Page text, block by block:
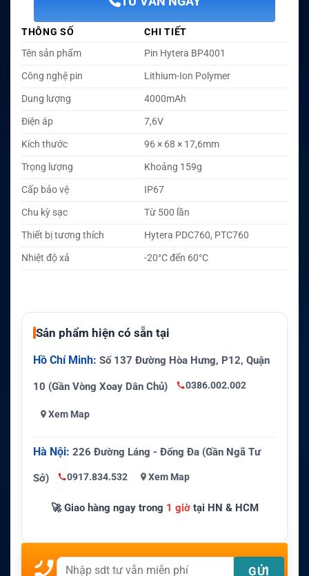
THÔNG SỐ
CHI TIẾT
Tên sản phẩm
Pin Hytera BP4001
Công nghệ pin
Lithium-Ion Polymer
Dung lượng
4000mAh
Điện áp
7,6V
Kích thước
96 × 68 × 17,6mm
Trọng lượng
Khoảng 159g
Cấp bảo vệ
IP67
Chu kỳ sạc
Từ 500 lần
Thiết bị tương thích
Hytera PDC760, PTC760
Nhiệt độ xả
-20°C đến 60°C
Sản phẩm hiện có sẵn tại
Hồ Chí Minh: Số 137 Đường Hòa Hưng, P12, Quận
10 (Gần Vòng Xoay Dân Chủ) 0386.002.002
Xem Map
Hà Nội: 226 Đường Láng - Đống Đa (Gần Ngã Tư
Sở) 0917.834.532 Xem Map
🚀 Giao hàng ngay trong 1 giờtại HN & HCM